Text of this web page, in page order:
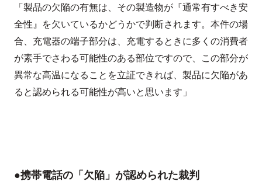
「製品の欠陥の有無は、その製造物が『通常有すべき安
全性』を欠いているかどうかで判断されます。本件の場
合、充電器の端子部分は、充電するときに多くの消費者
が素手でさわる可能性のある部位ですので、この部分が
異常な高温になることを立証できれば、製品に欠陥があ
ると認められる可能性が高いと思います」
●携帯電話の「欠陥」が認められた裁判